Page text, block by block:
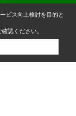
ビス向上検討を目的と
確認ください。